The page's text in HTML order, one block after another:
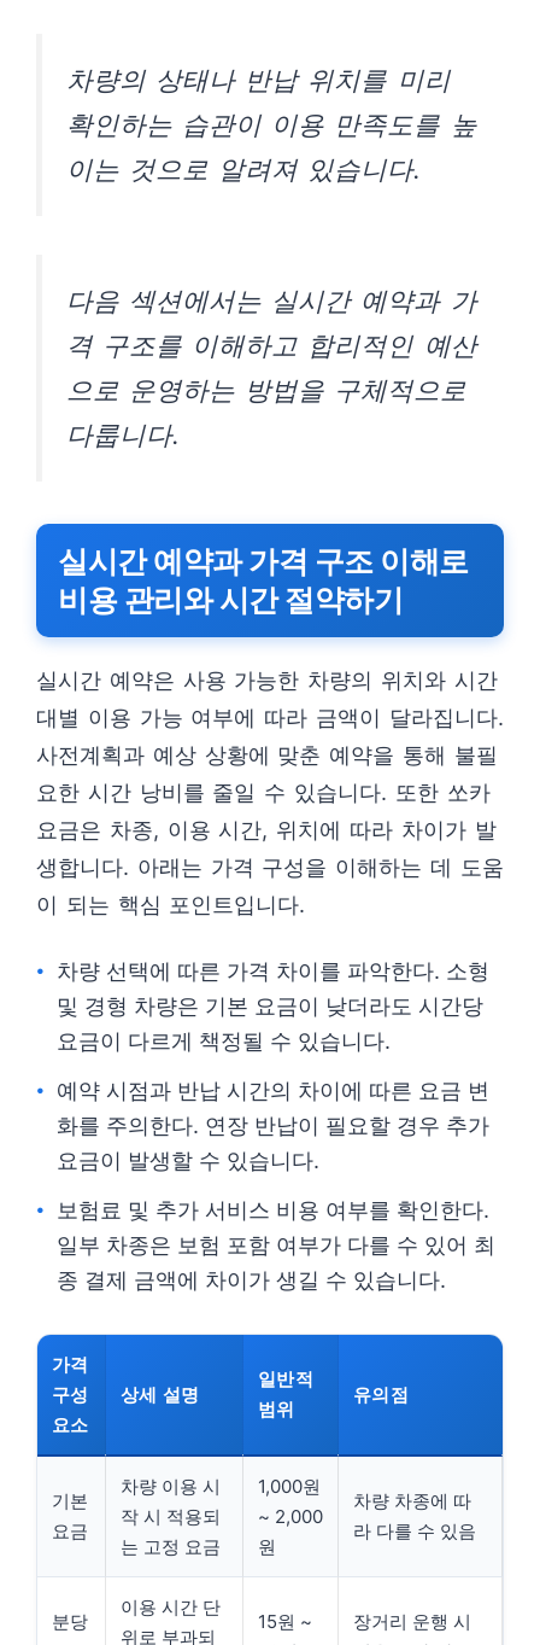
차량의 상태나 반납 위치를 미리
확인하는 습관이 이용 만족도를 높
이는 것으로 알려져 있습니다.
다음 섹션에서는 실시간 예약과 가
격 구조를 이해하고 합리적인 예산
으로 운영하는 방법을 구체적으로
다룹니다.
실시간 예약과 가격 구조 이해로
비용 관리와 시간 절약하기
실시간 예약은 사용 가능한 차량의 위치와 시간
대별 이용 가능 여부에 따라 금액이 달라집니다.
사전계획과 예상 상황에 맞춘 예약을 통해 불필
요한 시간 낭비를 줄일 수 있습니다. 또한 쏘카
요금은 차종, 이용 시간, 위치에 따라 차이가 발
생합니다. 아래는 가격 구성을 이해하는 데 도움
이 되는 핵심 포인트입니다.
차량 선택에 따른 가격 차이를 파악한다. 소형
및 경형 차량은 기본 요금이 낮더라도 시간당
요금이 다르게 책정될 수 있습니다.
예약 시점과 반납 시간의 차이에 따른 요금 변
화를 주의한다. 연장 반납이 필요할 경우 추가
요금이 발생할 수 있습니다.
보험료 및 추가 서비스 비용 여부를 확인한다.
일부 차종은 보험 포함 여부가 다를 수 있어 최
종 결제 금액에 차이가 생길 수 있습니다.
가격
구성
요소
상세 설명
일반적
범위
유의점
기본
요금
차량 이용 시
작 시 적용되
는 고정 요금
1,000원
~ 2,000
원
차량 차종에 따
라 다를 수 있음
분당
이용 시간 단
위로 부과되
15원 ~
장거리 운행 시